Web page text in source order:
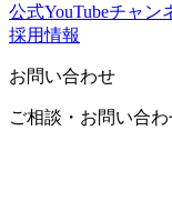
公式YouTubeチャン
採用情報
お問い合わせ
ご相談・お問い合